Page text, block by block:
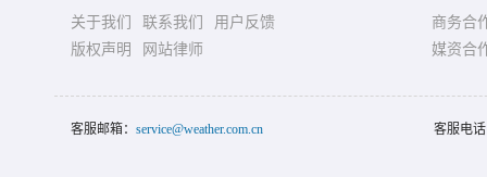
关于我们 联系我们
用户反馈
版权声明
网站律师
商务合
媒资合
客服邮箱： service@weather.com.cn 客服电